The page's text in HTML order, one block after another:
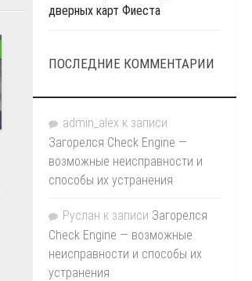
дверных карт Фиеста
ПОСЛЕДНИЕ КОММЕНТАРИИ
admin_alex к записи
Загорелся Check Engine —
возможные неисправности и
способы их устранения
Руслан к записи Загорелся
Check Engine — возможные
неисправности и способы их
устранения